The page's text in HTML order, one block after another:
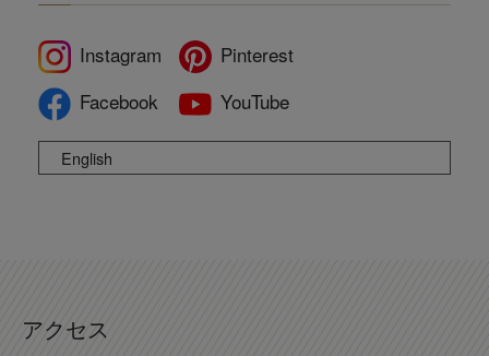
Instagram
Pinterest
Facebook
YouTube
English
アクセス